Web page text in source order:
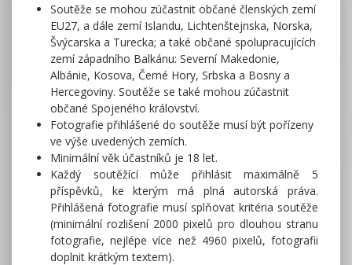
Soutěže se mohou zúčastnit občané členských zemí
EU27, a dále zemí Islandu, Lichtenštejnska, Norska,
Švýcarska a Turecka; a také občané spolupracujících
zemí západního Balkánu: Severní Makedonie,
Albánie, Kosova, Černé Hory, Srbska a Bosny a
Hercegoviny. Soutěže se také mohou zúčastnit
občané Spojeného království.
Fotografie přihlášené do soutěže musí být pořízeny
ve výše uvedených zemích.
Minimální věk účastníků je 18 let.
Každý soutěžící může přihlásit maximálně 5
příspěvků, ke kterým má plná autorská práva.
Přihlášená fotografie musí splňovat kritéria soutěže
(minimální rozlišení 2000 pixelů pro dlouhou stranu
fotografie, nejlépe více než 4960 pixelů, fotografii
doplnit krátkým textem).